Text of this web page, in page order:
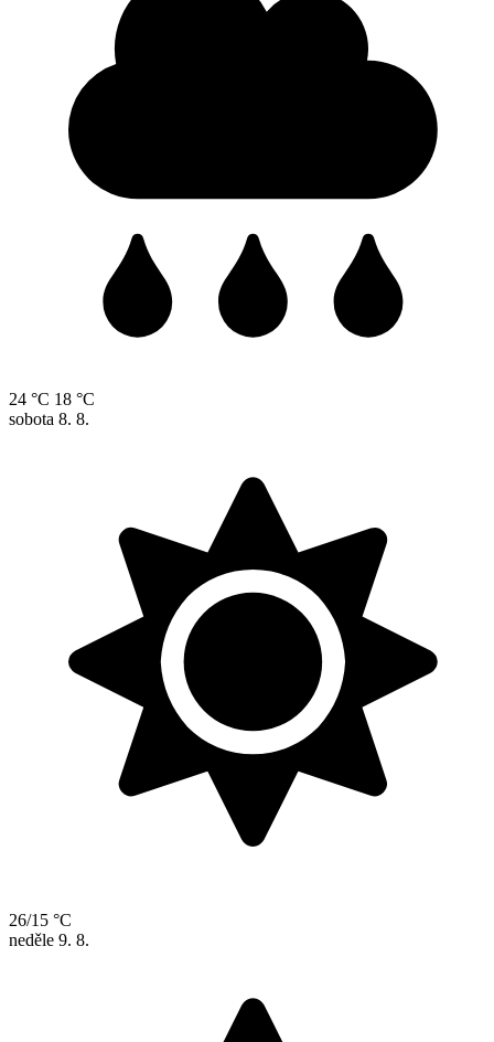
24 °C 18 °C
sobota 8. 8.
26/15 °C
neděle 9. 8.